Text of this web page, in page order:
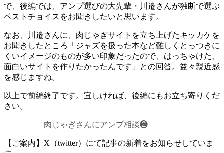
で、後編では、アンプ選びの大先輩・川邉さんが独断で選ぶ
ベストチョイスをお聞きしたいと思います。
なお、川邉さんに、肉じゃぎサイトを立ち上げたキッカケを
お聞きしたところ「ジャズを扱った本など難しくとっつきに
くいイメージのものが多い印象だったので、はっちゃけた、
面白いサイトを作りたかったんです」との回答。益々親近感
を感じますね。
以上で前編終了です。宜しければ、後編にもお立ち寄りくだ
さい。
肉じゃぎさんにアンプ相談❷
【ご案内】X（twitter）にて記事の新着をお知らせしていま